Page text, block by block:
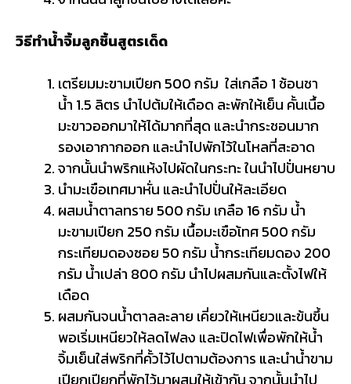
วิธีทำน้ำจิ้มลูกชิ้นสูตรเด็ด
เตรียมมะขามเปียก 500 กรัม ใส่เกลือ 1 ช้อนชา
น้ำ 1.5 ลิตร นำไปต้มให้เดือด ละพักให้เย็น คั้นเนื้อ
มะขาวออกมาให้ได้มากที่สุด และนำกระชอนมาก
รองเอากากออก และนำไปพักไว้ในโหลที่สะอาด
จากนั้นนำพริกแห้งไปผัดในกระทะ ในนำไปปั่นหยาบ
นำมะเขือเทศมาหั่น และนำไปปั่นให้ละเอียด
ผสมน้ำตาลทราย 500 กรัม เกลือ 16 กรัม น้ำ
มะขามเปียก 250 กรัม เนื้อมะเขือเ้ทศ 500 กรัม
กระเทียมดองซอย 50 กรัม น้ำกระเทียมดอง 200
กรัม น้ำเปล่า 800 กรัม นำไปผสมกันและตั้งไฟให้
เดือด
ผสมกันจนน้ำตาลละลาย เคี่ยวให้เหนียวและข้นขึ้น
พอเริ่มเหนียวให้ลดไฟลง และปิดไฟเพื่อพักให้น้ำ
จิ้มเย็นใส่พริกที่คั้วไว้ไปตามต้องการ และนำน้ำขาม